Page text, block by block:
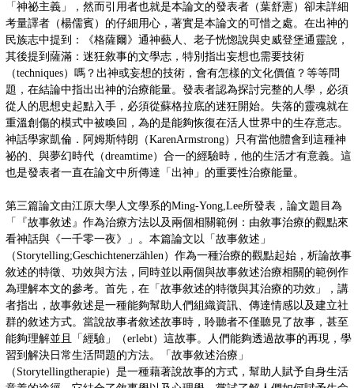
「神祕主義」，然而引用者也就是本論文的發表者（葉舒憲）卻未詳細
考量譯者（楊儒賓）的仔細用心，著實是本論文的可惜之處。在出神的
民族志中提到：《格薩爾》通神藝人、老子恍惚說與史威登堡通靈說，
其後提到薩滿：迷狂敘事的文學志，特別指出妄想也需要技術
（techniques）嗎？出神或妄想的技術，會有怎樣的文化價值？等等問
題，在結論中指出出神的治療能量。發表者認為探討完整的人學，必須
從人的思想史起點入手，必須從蘇格拉底的迷狂開始。失落的靈魂就在
重溫創傷的模式中被喚回，為的是能夠恢復在活人世界中的生存意志。
神話學家凱倫．阿姆斯特朗（KarenArmstrong）只有當他體會到這種神
祕的、與夢幻時代（dreamtime）合一的經驗時，他的生活才有意義。這
也是發表者一直在論文中所傳達「出神」的重要性治療能量。
第三篇論文由江原大學人文學系的Ming-Yong,Lee所發表，論文題目為
「『故事敘述』作為治療方法以及兩個相關範例：由敘事治療的觀點來
看神話與《一千零一夜》」。本篇論文以「故事敘述」
（Storytelling;Geschichtenerzählen）作為一種治療的觀點起始，析論故事
敘述的特徵、功效與方法，同時並以兩個與故事敘述治療相關的範例作
為理解本文的參考。首先，在「故事敘述的特徵與其治療的功效」，講
者指出，故事敘述是一種能夠幫助人們組織資訊、傳達情感以及建立社
群的敘述方式。當說故事者敘述故事時，聆聽者不僅聽見了故事，甚至
能夠理解並且「經驗」（erlebt）這故事。人們能夠透過故事的再現，學
習到解決日常生活問題的方法。「故事敘述治療」
（Storytellingtherapie）是一種藉著說故事的方式，幫助人賦予自身生活